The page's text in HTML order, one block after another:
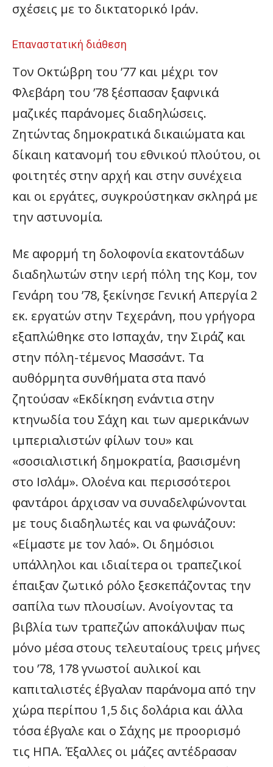
σχέσεις με το δικτατορικό Ιράν.
Eπαναστατική διάθεση
Τον Οκτώβρη του ’77 και μέχρι τον
Φλεβάρη του ’78 ξέσπασαν ξαφνικά
μαζικές παράνομες διαδηλώσεις.
Ζητώντας δημοκρατικά δικαιώματα και
δίκαιη κατανομή του εθνικού πλούτου, οι
φοιτητές στην αρχή και στην συνέχεια
και οι εργάτες, συγκρούστηκαν σκληρά με
την αστυνομία.
Με αφορμή τη δολοφονία εκατοντάδων
διαδηλωτών στην ιερή πόλη της Κομ, τον
Γενάρη του ’78, ξεκίνησε Γενική Απεργία 2
εκ. εργατών στην Τεχεράνη, που γρήγορα
εξαπλώθηκε στο Ισπαχάν, την Σιράζ και
στην πόλη-τέμενος Μασσάντ. Τα
αυθόρμητα συνθήματα στα πανό
ζητούσαν «Εκδίκηση ενάντια στην
κτηνωδία του Σάχη και των αμερικάνων
ιμπεριαλιστών φίλων του» και
«σοσιαλιστική δημοκρατία, βασισμένη
στο Ισλάμ». Ολοένα και περισσότεροι
φαντάροι άρχισαν να συναδελφώνονται
με τους διαδηλωτές και να φωνάζουν:
«Είμαστε με τον λαό». Οι δημόσιοι
υπάλληλοι και ιδιαίτερα οι τραπεζικοί
έπαιξαν ζωτικό ρόλο ξεσκεπάζοντας την
σαπίλα των πλουσίων. Ανοίγοντας τα
βιβλία των τραπεζών αποκάλυψαν πως
μόνο μέσα στους τελευταίους τρεις μήνες
του ’78, 178 γνωστοί αυλικοί και
καπιταλιστές έβγαλαν παράνομα από την
χώρα περίπου 1,5 δις δολάρια και άλλα
τόσα έβγαλε και ο Σάχης με προορισμό
τις ΗΠΑ. Έξαλλες οι μάζες αντέδρασαν